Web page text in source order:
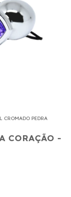
CROMADO PEDRA
CORAÇÃO -